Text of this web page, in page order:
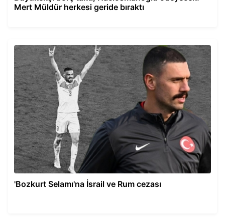
Mert Müldür herkesi geride bıraktı
'Bozkurt Selamı'na İsrail ve Rum cezası